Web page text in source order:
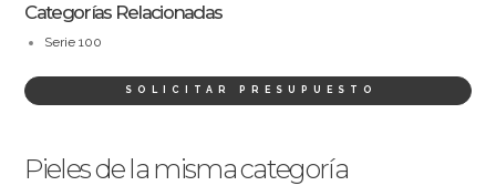
Categorías Relacionadas
Serie 100
SOLICITAR PRESUPUESTO
Pieles de la misma categoría